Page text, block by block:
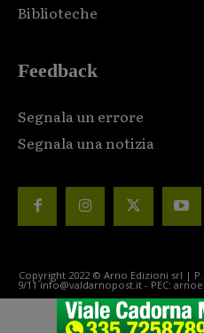
Biblioteche
Feedback
Segnala un errore
Segnala una notizia
Copyright 2022 © Arno Edizioni srl |
9/11 info@valdarnopost.it - PEC: